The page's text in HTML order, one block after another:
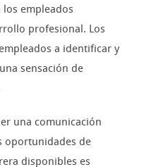
empleados
profesional. Los
a identificar y
sensación de
una comunicación
oportunidades de
disponibles es